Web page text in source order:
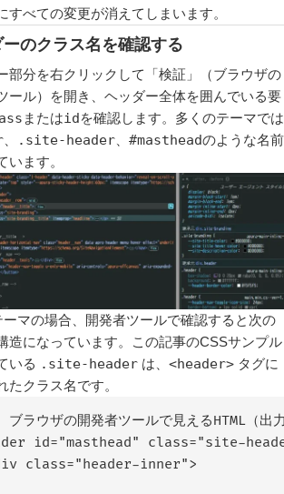
すべての変更が消えてしまいます。
のクラス名を確認する
部分を右クリックして「検証」（ブラウザの
ール）を開き、ヘッダー全体を囲んでいる要
またはidを確認します。多くのテーマでは
.site-header #mastheadのような名前
います。
ーマの場合、開発者ツールで確認すると次の
造になっています。この記事のCSSサンプル
いる .site-header は、 <header> タグに
たクラス名です。
ラウザの開発者ツールで見えるHTML（
id="masthead" class="site-
class="header-inner">